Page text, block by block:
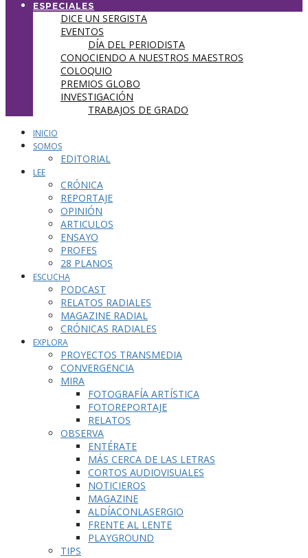
ESPECIALES
DICE UN SERGISTA
EVENTOS
DÍA DEL PERIODISTA
CONOCIENDO A NUESTROS MAESTROS
COLOQUIO
PREMIOS GLOBO
INVESTIGACIÓN
TRABAJOS DE GRADO
INICIO
SOMOS
EDITORIAL
LEE
CRÓNICA
REPORTAJE
OPINIÓN
ARTICULOS
ENSAYO
PROFES
28 PLANOS
ESCUCHA
PODCAST
RELATOS RADIALES
MAGAZINE RADIAL
CRÓNICAS RADIALES
EXPLORA
PROYECTOS TRANSMEDIA
CONVERGENCIA
MIRA
FOTOGRAFÍA ARTÍSTICA
FOTOREPORTAJE
RELATOS
OBSERVA
ENTÉRATE
MÁS CERCA DE LAS LETRAS
CORTOS AUDIOVISUALES
NOTICIEROS
MAGAZINE
ALDÍACONLASERGIO
FRENTE AL LENTE
PLAYGROUND
TIPS